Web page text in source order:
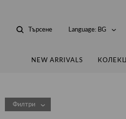
Търсене Language: BG
NEW ARRIVALS
Филтри